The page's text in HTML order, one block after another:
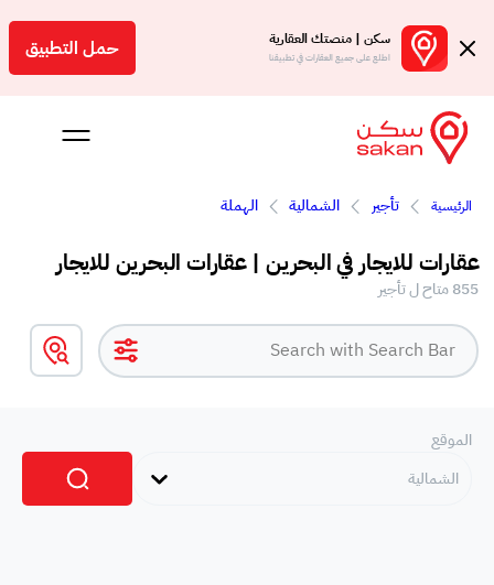
سكن | منصتك العقارية
اطلع على جميع العقارات في تطبيقنا حمل التطبيق
بالعمولة
الرئيسية تأجير الشمالية الهملة
عقارات للايجار في البحرين | عقارات البحرين للايجار
855 متاح ل تأجير
الموقع
الشمالية